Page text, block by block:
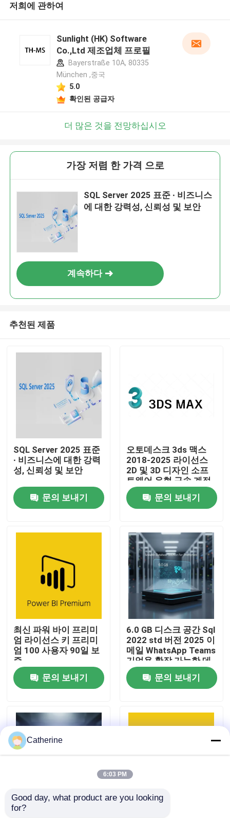
비디오
우리 에 관한 것
품질 관리
저희와 연락
뉴스
인용 을 요청 하십시오
사무실 2021년 전문적 플러스
저희에 관하여
Sunlight (HK) Software
Co.,Ltd 제조업체 프로필
Bayerstraße 10A, 80335
München ,중국
5.0
확인된 공급자
더 많은 것을 전망하십시오
가장 저렴 한 가격 으로
SQL Server 2025 표준 ∙ 비즈니스
에 대한 강력성, 신뢰성 및 보안
계속하다
추천된 제품
SQL Server 2025 표준
∙ 비즈니스에 대한 강력
성, 신뢰성 및 보안
문의 보내기
오토데스크 3ds 맥스
2018-2025 라이선스
2D 및 3D 디자인 소프
트웨어 유형 구속 계정
협회 유효기간 1 년
문의 보내기
최신 파워 바이 프리미
엄 라이선스 키 프리미
엄 100 사용자 90일 보
증
문의 보내기
6.0 GB 디스크 공간 Sql
2022 std 버전 2025 이
메일 WhatsApp Teams
기업용 확장 가능한 데
이터베이스 솔루션
문의 보내기
버전 2025 오토데스크
Catherine
6:03 PM
Good day, what product are you looking
for?